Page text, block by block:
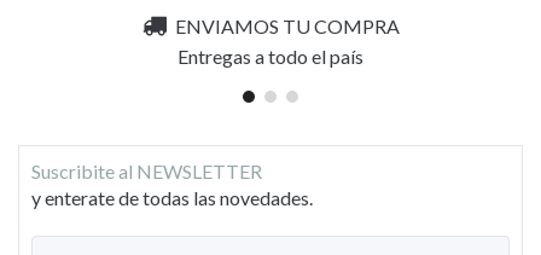
ENVIAMOS TU COMPRA
Entregas a todo el país
Suscribite al NEWSLETTER
y enterate de todas las novedades.